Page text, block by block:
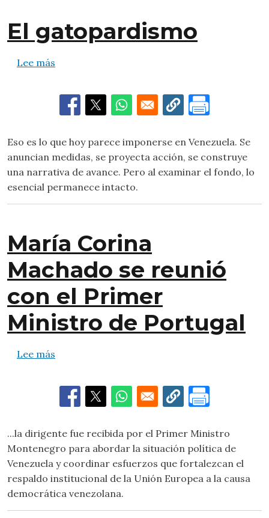
El gatopardismo
Lee más
Eso es lo que hoy parece imponerse en Venezuela. Se
anuncian medidas, se proyecta acción, se construye
una narrativa de avance. Pero al examinar el fondo, lo
esencial permanece intacto.
María Corina
Machado se reunió
con el Primer
Ministro de Portugal
Lee más
...la dirigente fue recibida por el Primer Ministro
Montenegro para abordar la situación política de
Venezuela y coordinar esfuerzos que fortalezcan el
respaldo institucional de la Unión Europea a la causa
democrática venezolana.